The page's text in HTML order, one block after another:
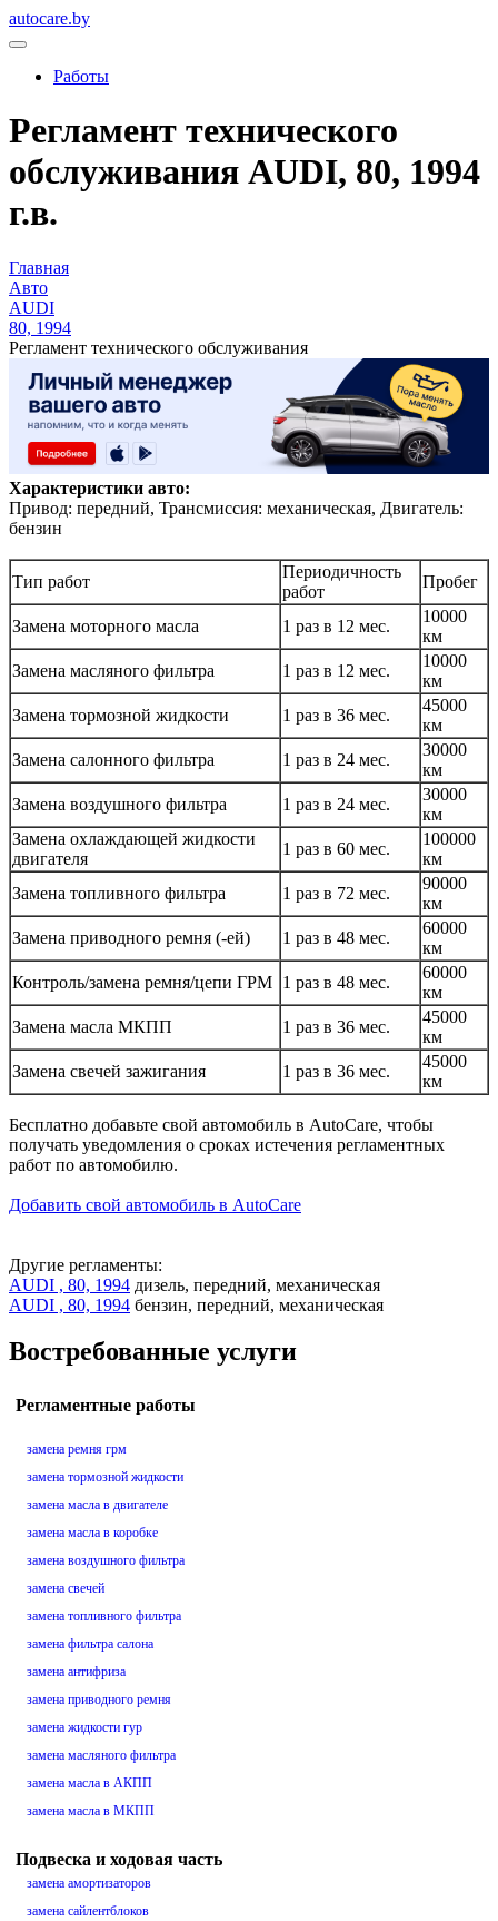
autocare.by
Работы
Регламент технического
обслуживания AUDI, 80, 1994
г.в.
Главная
Авто
AUDI
80, 1994
Регламент технического обслуживания
Характеристики авто:
Привод: передний, Трансмиссия: механическая, Двигатель:
бензин
Тип работ
Периодичность
работ
Пробег
Замена моторного масла 1 раз в 12 мес.
10000
км
Замена масляного фильтра
1 раз в 12 мес.
10000
км
Замена тормозной жидкости
1 раз в 36 мес.
45000
км
Замена салонного фильтра
1 раз в 24 мес.
30000
км
Замена воздушного фильтра
1 раз в 24 мес.
30000
км
Замена охлаждающей жидкости
двигателя
1 раз в 60 мес.
100000
км
Замена топливного фильтра
1 раз в 72 мес.
90000
км
Замена приводного ремня (-ей)
1 раз в 48 мес.
60000
км
Контроль/замена ремня/цепи ГРМ 1 раз в 48 мес.
60000
км
Замена масла МКПП
1 раз в 36 мес.
45000
км
Замена свечей зажигания
1 раз в 36 мес.
45000
км
Бесплатно добавьте свой автомобиль в AutoCare, чтобы
получать уведомления о сроках истечения регламентных
работ по автомобилю.
Добавить свой автомобиль в AutoCare
Другие регламенты:
AUDI , 80, 1994 дизель, передний, механическая
AUDI , 80, 1994 бензин, передний, механическая
Востребованные услуги
Регламентные работы
замена ремня грм
замена тормозной жидкости
замена масла в двигателе
замена масла в коробке
замена воздушного фильтра
замена свечей
замена топливного фильтра
замена фильтра салона
замена антифриза
замена приводного ремня
замена жидкости гур
замена масляного фильтра
замена масла в АКПП
замена масла в МКПП
Подвеска и ходовая часть
замена амортизаторов
замена сайлентблоков